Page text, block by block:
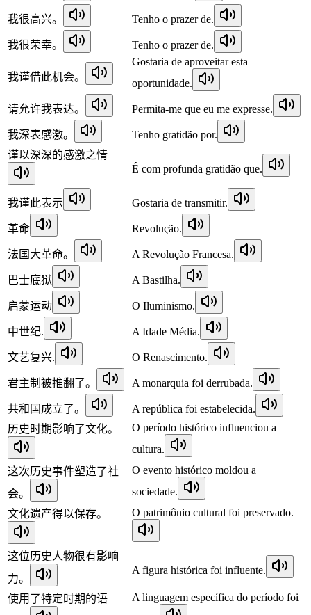
我很高兴。 Tenho o prazer de.
我很荣幸。 Tenho o prazer de.
我谨借此机会。
Gostaria de aproveitar esta
oportunidade.
请允许我表达。 Permita-me que eu me expresse.
我深表感激。
Tenho gratidão por.
谨以深深的感激之情
É com profunda gratidão que.
我谨此表示 Gostaria de transmitir.
革命 Revolução.
法国大革命。 A Revolução Francesa.
巴士底狱 A Bastilha.
启蒙运动 O Iluminismo.
中世纪. A Idade Média.
文艺复兴. O Renascimento.
君主制被推翻了。 A monarquia foi derrubada.
共和国成立了。
A república foi estabelecida.
历史时期影响了文化。
O período histórico influenciou a
cultura.
这次历史事件塑造了社
会。
O evento histórico moldou a
sociedade.
文化遗产得以保存。
O patrimônio cultural foi preservado.
这位历史人物很有影响
力。
A figura histórica foi influente.
使用了特定时期的语
A linguagem específica do período foi